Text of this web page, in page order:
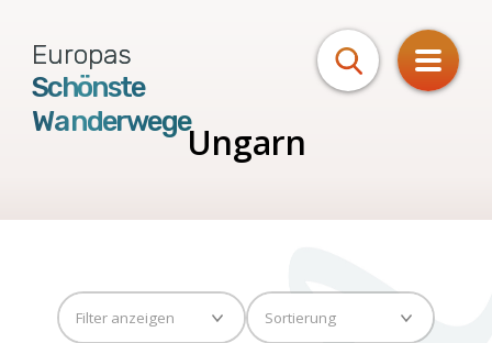
Europas
Schönste
WanderwegeUngarn